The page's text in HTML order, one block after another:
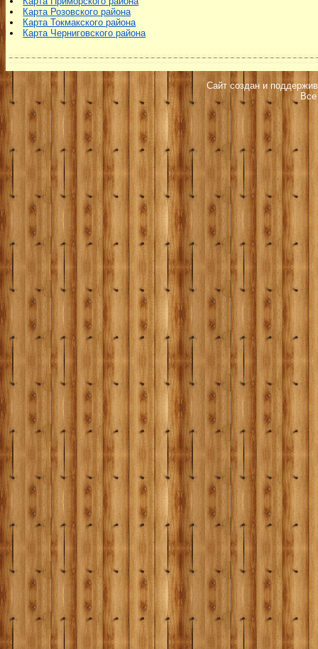
Карта Розовского района
Карта Токмакского района
Карта Черниговского района
Сайт создан и